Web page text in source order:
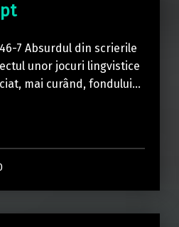
7 Absurdul din scrierile
unor jocuri lingvistice
mai curând, fondului…